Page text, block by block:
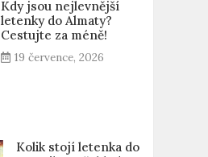
Kdy jsou nejlevnější
letenky do Almaty?
Cestujte za méně!
19 července, 2026
Kolik stojí letenka do